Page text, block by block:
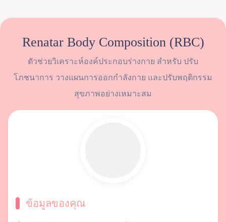
Renatar Body Composition (RBC)
ตัวช่วยวิเคราะห์องค์ประกอบร่างกาย สำหรับ ปรับ
โภชนาการ วางแผนการออกกำลังกาย และปรับพฤติกรรม
สุขภาพอย่างเหมาะสม
ข้อมูลของคุณ